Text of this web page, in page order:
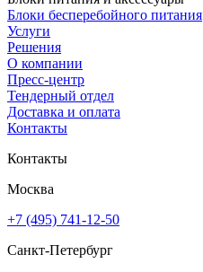
Блоки бесперебойного питания
Услуги
Решения
О компании
Пресс-центр
Тендерный отдел
Доставка и оплата
Контакты
Контакты
Москва
+7 (495) 741-12-50
Санкт-Петербург